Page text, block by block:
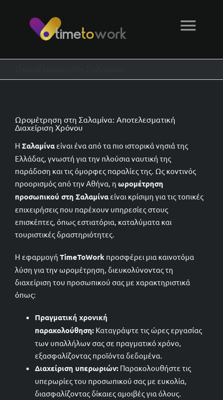
περιεχόμενο
Τεχνική υποστήριξη
Φόρμα επικοινωνίας
2102209558
sales@timetowork.gr
Ωρομέτρηση στη Σαλαμίνα: Αποτελεσματική
Διαχείριση Χρόνου
Η Σαλαμίναείναι ένα από τα πιο ιστορικά νησιά της
Ελλάδας, γνωστή για την πλούσια ναυτική της
παράδοση και τις όμορφες παραλίες της. Ως κοντινός
προορισμός από την Αθήνα, η ωρομέτρηση
προσωπικού στη Σαλαμίναείναι κρίσιμη για τις τοπικές
επιχειρήσεις που παρέχουν υπηρεσίες στους
επισκέπτες, όπως εστιατόρια, καταλύματα και
τουριστικές δραστηριότητες.
Η εφαρμογή TimeToWork προσφέρει μια καινοτόμα
λύση για την ωρομέτρηση, διευκολύνοντας τη
διαχείριση του προσωπικού σας με χαρακτηριστικά
όπως:
Πραγματική χρονική
παρακολούθηση: Καταγράψτε τις ώρες εργασίας
των υπαλλήλων σας σε πραγματικό χρόνο,
εξασφαλίζοντας προϊόντα δεδομένα.
Διαχείριση υπερωριών: Παρακολουθήστε τις
υπερωρίες του προσωπικού σας με ευκολία,
διασφαλίζοντας δίκαιες αμοιβές για όλους.